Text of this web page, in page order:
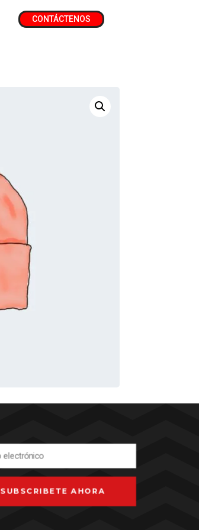
CONTÁCTENOS
SUBSCRIBETE AHORA